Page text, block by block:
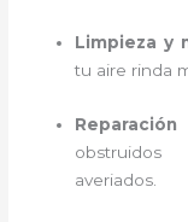
Limpieza y
tu aire rinda
obstruidos
averiados.